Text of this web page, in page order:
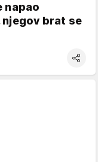
napao
njegov brat se